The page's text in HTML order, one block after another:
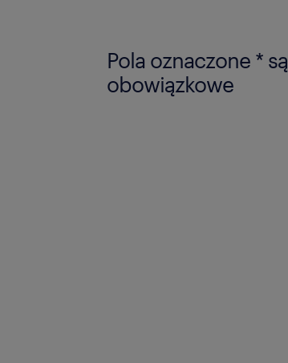
Pola oznaczone * są
obowiązkowe